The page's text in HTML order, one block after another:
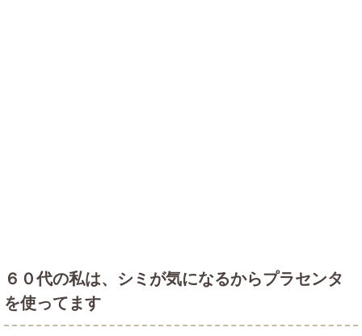
６０代の私は、シミが気になるからプラセンタ
を使ってます